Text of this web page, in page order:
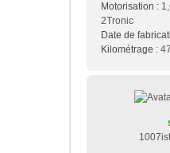
Motorisation :
2Tronic
Date de
Kilométrage :